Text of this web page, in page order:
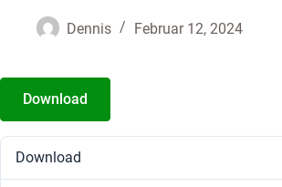
Dennis Februar 12, 2024
Download
Download